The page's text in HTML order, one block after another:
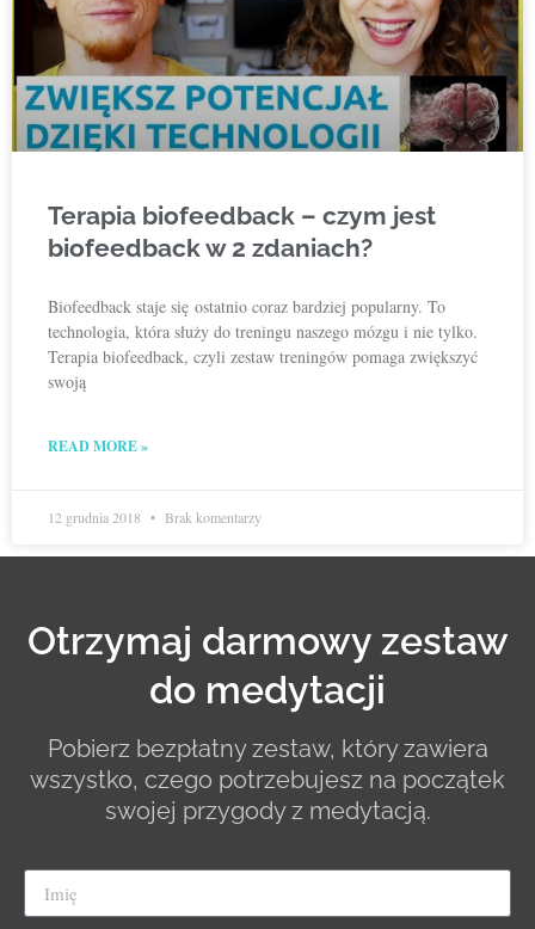
Terapia biofeedback – czym jest
biofeedback w 2 zdaniach?
Biofeedback staje się ostatnio coraz bardziej popularny. To
technologia, która służy do treningu naszego mózgu i nie tylko.
Terapia biofeedback, czyli zestaw treningów pomaga zwiększyć
swoją
READ MORE »
12 grudnia 2018 Brak komentarzy
Otrzymaj darmowy zestaw
do medytacji
Pobierz bezpłatny zestaw, który zawiera
wszystko, czego potrzebujesz na początek
swojej przygody z medytacją.